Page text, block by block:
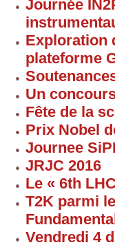
Journée
Exploration
plateforme
Un
Fête de la
Prix Nobel
Journee
JRJC 2016
Le « 6th
T2K parmi
Vendredi 4